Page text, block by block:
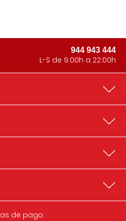
944 943 444
L-S de 9:00h a 22:00h
de pago: